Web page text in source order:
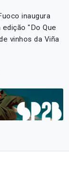
inaugura
"Do Que
vinhos da Viña